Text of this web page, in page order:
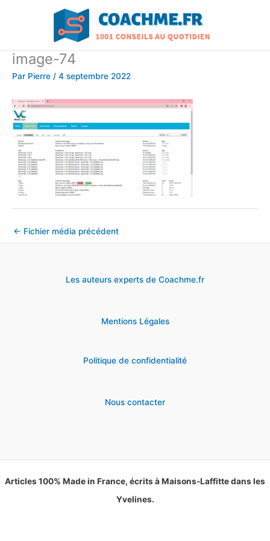
image-74
Par Pierre / 4 septembre 2022
← Fichier média précédent
Les auteurs experts de Coachme.fr
Mentions Légales
Politique de confidentialité
Nous contacter
Articles 100% Made in France, écrits à Maisons-Laffitte dans les
Yvelines.